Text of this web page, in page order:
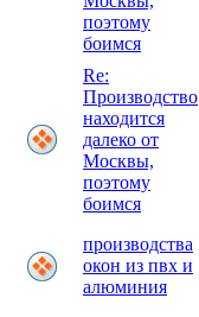
поэтому
боимся
Re:
Производство
находится
далеко от
Москвы,
поэтому
боимся
производства
окон из пвх и
алюминия